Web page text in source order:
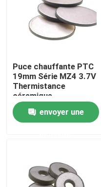
À la maison
Produits
À propos de nous
Puce chauffante PTC
19mm Série MZ4 3.7V
Thermistance
céramique
envoyer une